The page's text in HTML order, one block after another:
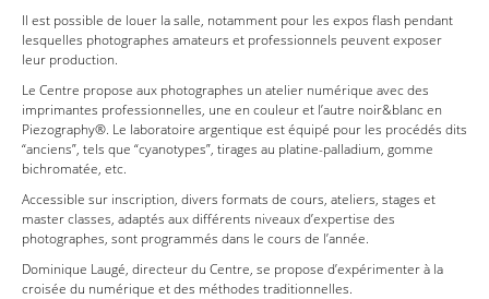
Il est possible de louer la salle, notamment pour les expos flash pendant
lesquelles photographes amateurs et professionnels peuvent exposer
leur production.
Le Centre propose aux photographes un atelier numérique avec des
imprimantes professionnelles, une en couleur et l’autre noir&blanc en
Piezography®. Le laboratoire argentique est équipé pour les procédés dits
“anciens”, tels que “cyanotypes”, tirages au platine-palladium, gomme
bichromatée, etc.
Accessible sur inscription, divers formats de cours, ateliers, stages et
master classes, adaptés aux différents niveaux d’expertise des
photographes, sont programmés dans le cours de l’année.
Dominique Laugé, directeur du Centre, se propose d’expérimenter à la
croisée du numérique et des méthodes traditionnelles.